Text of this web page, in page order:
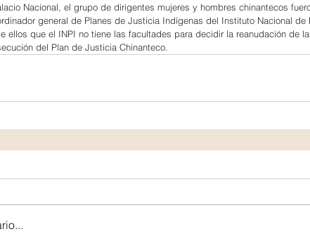
Nacional, el grupo de dirigentes mujeres y hombres chinantecos
general de Planes de Justicia Indígenas del Instituto Nacional
ellos que el INPI no tiene las facultades para decidir la reanudación de
del Plan de Justicia Chinanteco.